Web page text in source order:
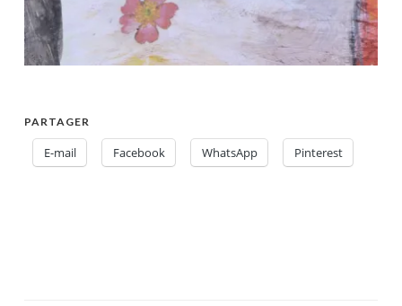
PARTAGER
E-mail Facebook WhatsApp Pinterest